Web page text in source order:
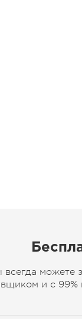
всегда можете
и с 99%